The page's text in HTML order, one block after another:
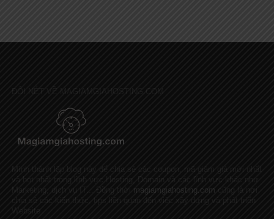
ĐÔI NÉT VỀ MAGIAMGIAHOSTING.COM
Mình thành lập blog này để chia sẻ các coupon, mã giảm giá mới nhất
và hot nhất trong lĩnh vực Hosting, Domain và các lĩnh vực khác như
Marketing, dịch vụ IT... Đồng thời magiamgiahosting.com cũng là nơi
chia sẻ các kiến thức, tips liên quan đến việc xây dựng và phát triển
Website